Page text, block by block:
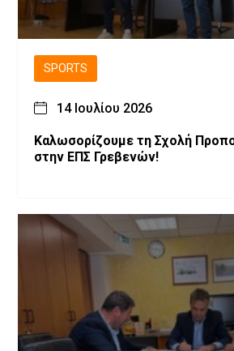
SPORTS
14 Ιουλίου 2026
Καλωσορίζουμε τη Σχολή
στην ΕΠΣ Γρεβενών!